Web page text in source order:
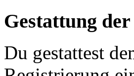
Gestattung
Du gestattest